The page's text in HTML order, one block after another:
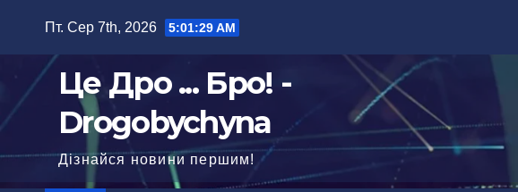
Пт. Сер 7th, 2026 5:01:30 AM
Це Дро ... Бро! -
Drogobychyna
Дізнайся новини першим!